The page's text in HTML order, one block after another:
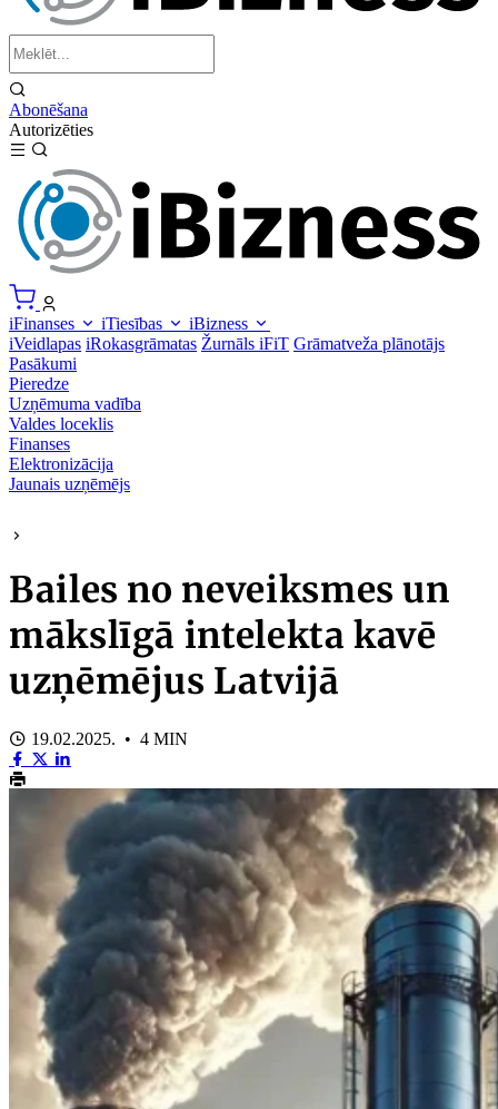
Abonēšana
Autorizēties
iFinanses iTiesības
iBizness
iVeidlapas iRokasgrāmatas Žurnāls iFiT Grāmatveža plānotājs
Pasākumi
Pieredze
Uzņēmuma vadība
Valdes loceklis
Finanses
Elektronizācija
Jaunais uzņēmējs
Bailes no neveiksmes un
mākslīgā intelekta kavē
uzņēmējus Latvijā
19.02.2025. • 4 MIN